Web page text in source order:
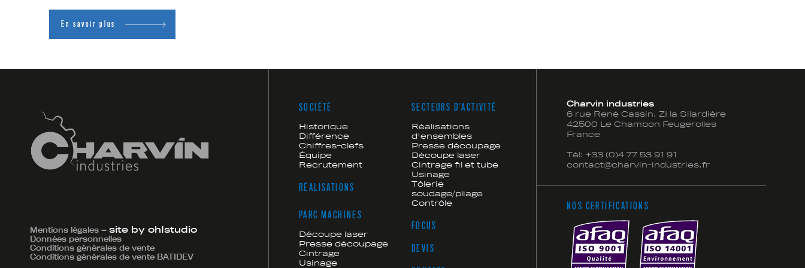
En savoir plus
Mentions légales — site by oh!studio
Données personnelles
Conditions générales de vente
Conditions générales de vente BATIDEV
SOCIÉTÉ
Historique
Différence
Chiffres-clefs
Équipe
Recrutement
RÉALISATIONS
PARC MACHINES
Découpe laser
Presse découpage
Cintrage
Usinage
SECTEURS D’ACTIVITÉ
Réalisations
d'ensembles
Presse découpage
Découpe laser
Cintrage fil et tube
Usinage
Tôlerie
soudage/pliage
Contrôle
FOCUS
DEVIS
Charvin industries
6 rue René Cassin, ZI la Silardière
42500 Le Chambon Feugerolles
France
Tél: +33 (0)4 77 53 91 91
contact@charvin-industries.fr
NOS CERTIFICATIONS